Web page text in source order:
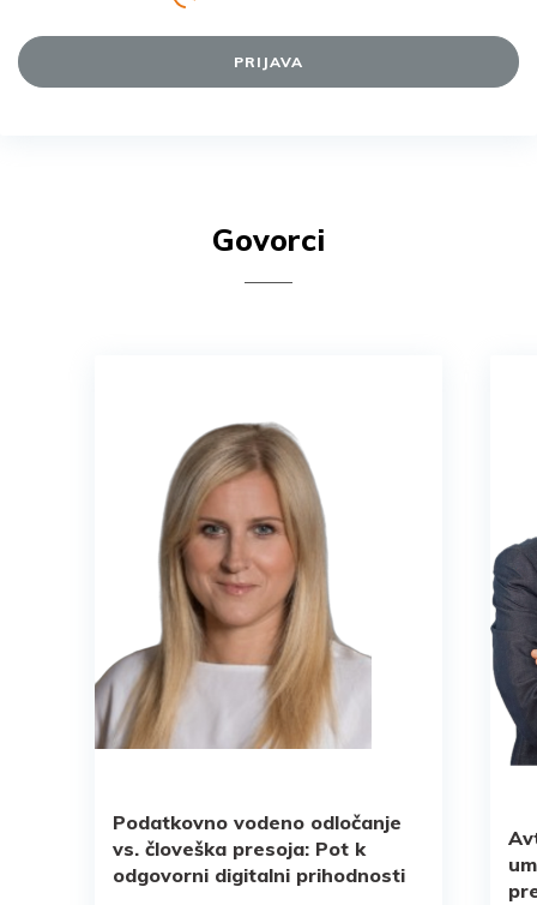
PRIJAVA
Govorci
Podatkovno vodeno odločanje
vs. človeška presoja: Pot k
odgovorni digitalni prihodnosti